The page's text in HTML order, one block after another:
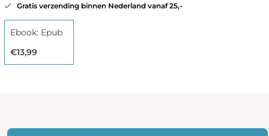
Gratis verzending binnen Nederland vanaf 25,-
Ebook: Epub
€13,99